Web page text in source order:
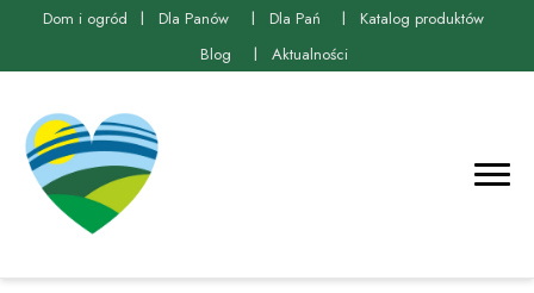
Dom i ogród Dla Panów Dla Pań
Katalog produktów
Blog
Aktualności